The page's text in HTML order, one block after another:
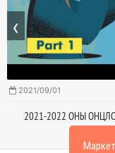
2021/09/01
2021-2022 ОНЫ
‹